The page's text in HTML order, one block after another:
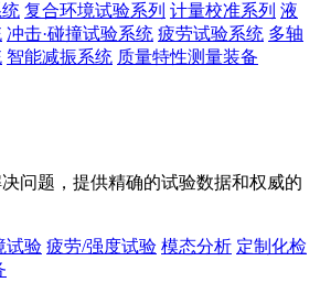
复合环境试验系列 计量校准系列 液
冲击·碰撞试验系统 疲劳试验系统 多轴
智能减振系统 质量特性测量装备
问题，提供精确的试验数据和权威的
试验 疲劳/强度试验 模态分析 定制化检